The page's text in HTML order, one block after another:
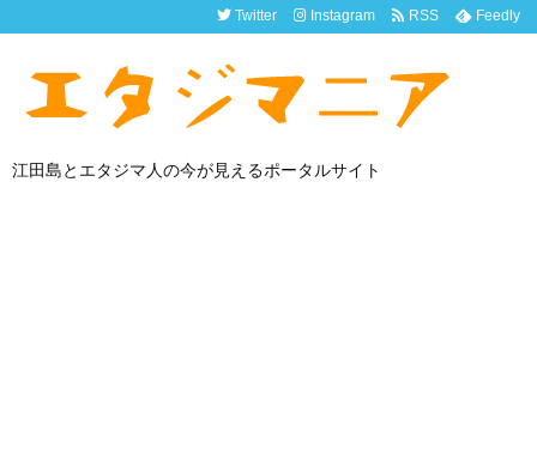
江田島とエタジマ人の今が見えるポータルサイト
Twitter Instagram RSS Feedly